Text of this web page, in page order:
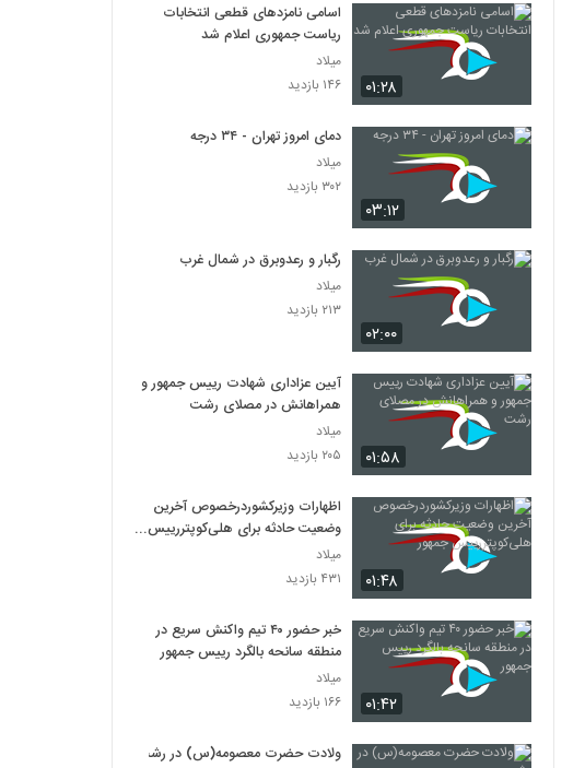
۰۱:۲۸
اسامی نامزدهای قطعی انتخابات
ریاست جمهوری اعلام شد
میلاد
۱۴۶ بازدید
۰۳:۱۲
دمای امروز تهران - ۳۴ درجه
میلاد
۳۰۲ بازدید
۰۲:۰۰
رگبار و رعدوبرق در شمال غرب
میلاد
۲۱۳ بازدید
۰۱:۵۸
آیین عزاداری شهادت رییس جمهور و
همراهانش در مصلای رشت
میلاد
۲۰۵ بازدید
۰۱:۴۸
اظهارات وزیرکشوردرخصوص آخرین
وضعیت حادثه برای هلی‌کوپتررییس
جمهور
میلاد
۴۳۱ بازدید
۰۱:۴۲
خبر حضور ۴۰ تیم واکنش سریع در
منطقه سانحه بالگرد رییس جمهور
میلاد
۱۶۶ بازدید
ولادت حضرت معصومه(س) در رشت